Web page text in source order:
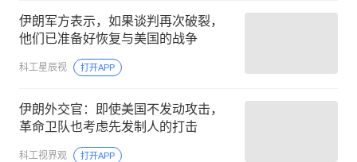
伊朗军方表示，如果谈判再次破裂，
他们已准备好恢复与美国的战争
科工星辰视 打开APP
伊朗外交官：即使美国不发动攻击，
革命卫队也考虑先发制人的打击
科工视界观 打开APP